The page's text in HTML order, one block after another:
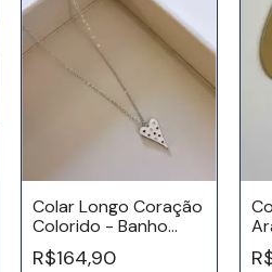
Colar Longo Coração
Colorido - Banho
Ródio
R$164,90